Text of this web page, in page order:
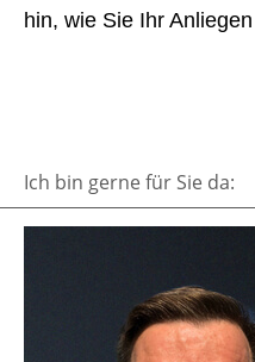
hin, wie Sie Ihr
Ich bin gerne für Sie da: